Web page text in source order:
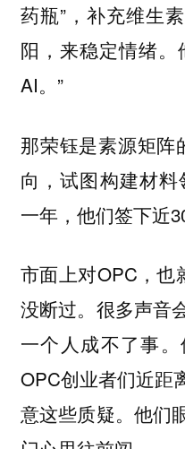
药瓶”，补充维生
阳，来稳定情绪。
AI。”
那荣钰是素源矩阵
向，试图构建材料
一年，他们签下近
市面上对OPC，也
没断过。很多声音
一个人成不了事
OPC创业者们近距
意这些质疑。他们